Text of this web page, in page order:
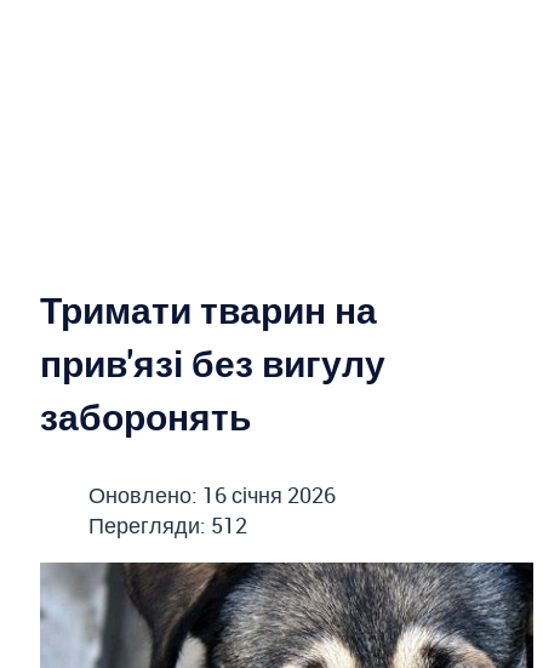
Тримати тварин на
прив'язі без вигулу
заборонять
Оновлено: 16 січня 2026
Перегляди: 512